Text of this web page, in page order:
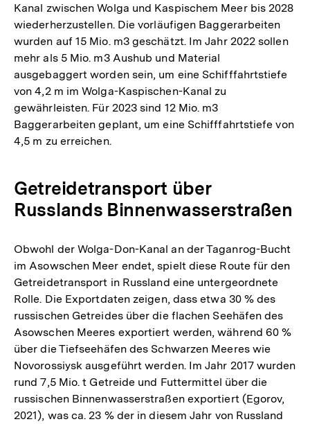
Kanal zwischen Wolga und Kaspischem Meer bis 2028
wiederherzustellen. Die vorläufigen Baggerarbeiten
wurden auf 15 Mio. m3 geschätzt. Im Jahr 2022 sollen
mehr als 5 Mio. m3 Aushub und Material
ausgebaggert worden sein, um eine Schifffahrtstiefe
von 4,2 m im Wolga-Kaspischen-Kanal zu
gewährleisten. Für 2023 sind 12 Mio. m3
Baggerarbeiten geplant, um eine Schifffahrtstiefe von
4,5 m zu erreichen.
Getreidetransport über
Russlands Binnenwasserstraßen
Obwohl der Wolga-Don-Kanal an der Taganrog-Bucht
im Asowschen Meer endet, spielt diese Route für den
Getreidetransport in Russland eine untergeordnete
Rolle. Die Exportdaten zeigen, dass etwa 30 % des
russischen Getreides über die flachen Seehäfen des
Asowschen Meeres exportiert werden, während 60 %
über die Tiefseehäfen des Schwarzen Meeres wie
Novorossiysk ausgeführt werden. Im Jahr 2017 wurden
rund 7,5 Mio. t Getreide und Futtermittel über die
russischen Binnenwasserstraßen exportiert (Egorov,
2021), was ca. 23 % der in diesem Jahr von Russland